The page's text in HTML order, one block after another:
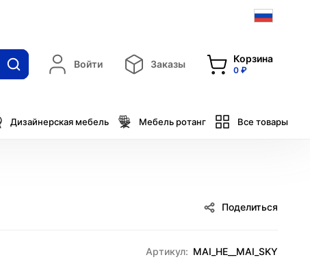
Войти Заказы Корзина
0 ₽
Дизайнерская мебель Мебель ротанг Все товары
Поделиться
Артикул: MAI_HE__MAI_SKY